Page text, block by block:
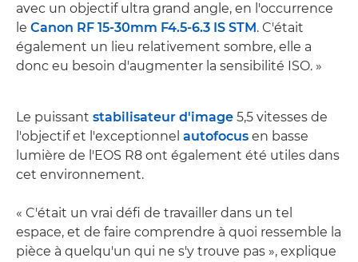
avec un objectif ultra grand angle, en l'occurrence
le Canon RF 15-30mm F4.5-6.3 IS STM . C'était
également un lieu relativement sombre, elle a
donc eu besoin d'augmenter la sensibilité ISO. »
Le puissant stabilisateur d'image 5,5 vitesses de
l'objectif et l'exceptionnel autofocus en basse
lumière de l'EOS R8 ont également été utiles dans
cet environnement.
« C'était un vrai défi de travailler dans un tel
espace, et de faire comprendre à quoi ressemble la
pièce à quelqu'un qui ne s'y trouve pas », explique